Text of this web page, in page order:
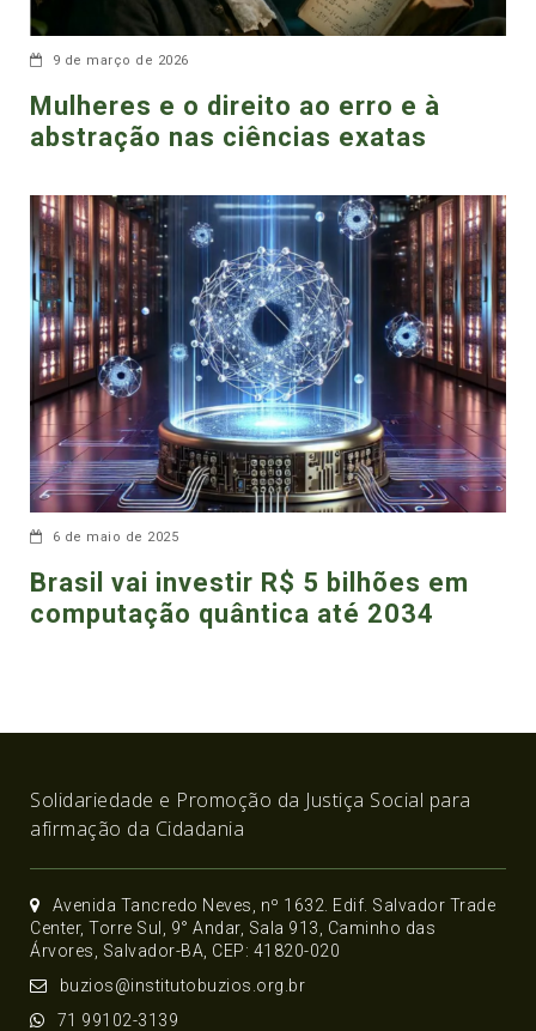
9 de março de 2026
Mulheres e o direito ao erro e à
abstração nas ciências exatas
6 de maio de 2025
Brasil vai investir R$ 5 bilhões em
computação quântica até 2034
Solidariedade e Promoção da Justiça Social para
afirmação da Cidadania
Avenida Tancredo Neves, nº 1632. Edif. Salvador Trade
Center, Torre Sul, 9° Andar, Sala 913, Caminho das
Árvores, Salvador-BA, CEP: 41820-020
buzios@institutobuzios.org.br
71 99102-3139